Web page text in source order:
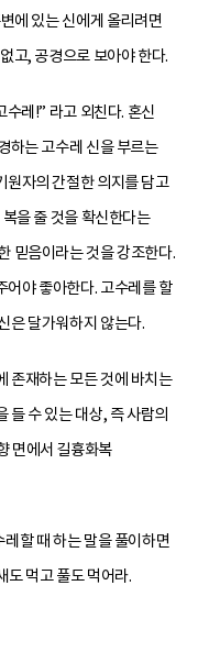
에 있는 신에게 올리려면
고, 공경으로 보아야 한다.
수레!” 라고 외친다. 혼신
하는 고수레 신을 부르는
자의 간절한 의지를 담고
을 줄 것을 확신한다는
믿음이라는 것을 강조한다.
어야 좋아한다. 고수레를 할
은 달가워하지 않는다.
존재하는 모든 것에 바치는
들 수 있는 대상, 즉 사람의
면에서 길흉화복
할 때 하는 말을 풀이하면
도 먹고 풀도 먹어라.